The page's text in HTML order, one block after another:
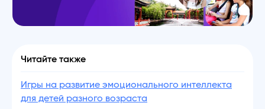
Читайте также
Игры на развитие эмоционального интеллекта
для детей разного возраста